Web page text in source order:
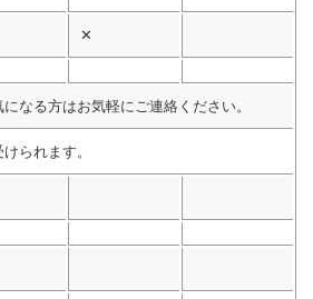
✕
なる方はお気軽にご連絡ください。
られます。